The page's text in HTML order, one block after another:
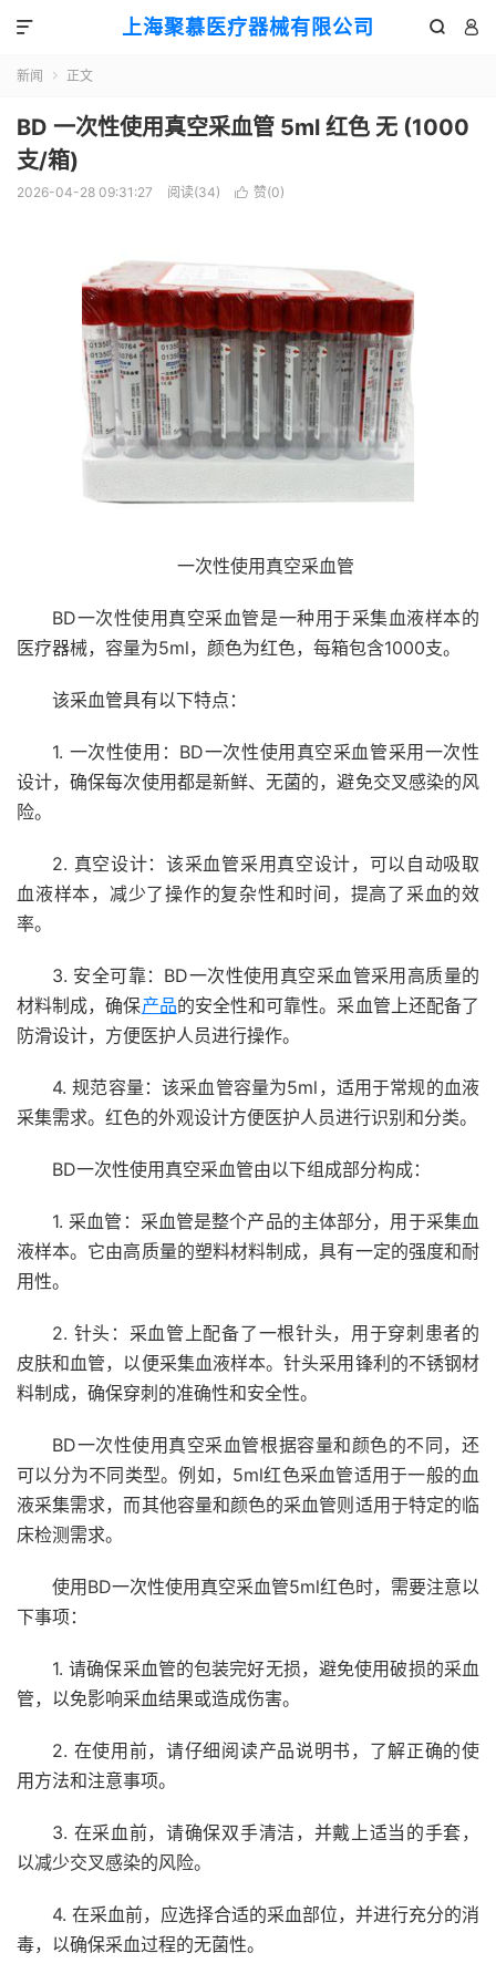
上海聚慕医疗器械有限公司  

新闻  正文
BD 一次性使用真空采血管 5ml 红色 无 (1000
支/箱)
2026-04-28 09:31:27 阅读(34)  赞(0)
一次性使用真空采血管
BD一次性使用真空采血管是一种用于采集血液样本的
医疗器械，容量为5ml，颜色为红色，每箱包含1000支。
该采血管具有以下特点：
1. 一次性使用：BD一次性使用真空采血管采用一次性
设计，确保每次使用都是新鲜、无菌的，避免交叉感染的风
险。
2. 真空设计：该采血管采用真空设计，可以自动吸取
血液样本，减少了操作的复杂性和时间，提高了采血的效
率。
3. 安全可靠：BD一次性使用真空采血管采用高质量的
材料制成，确保产品的安全性和可靠性。采血管上还配备了
防滑设计，方便医护人员进行操作。
4. 规范容量：该采血管容量为5ml，适用于常规的血液
采集需求。红色的外观设计方便医护人员进行识别和分类。
BD一次性使用真空采血管由以下组成部分构成：
1. 采血管：采血管是整个产品的主体部分，用于采集血
液样本。它由高质量的塑料材料制成，具有一定的强度和耐
用性。
2. 针头：采血管上配备了一根针头，用于穿刺患者的
皮肤和血管，以便采集血液样本。针头采用锋利的不锈钢材
料制成，确保穿刺的准确性和安全性。
BD一次性使用真空采血管根据容量和颜色的不同，还
可以分为不同类型。例如，5ml红色采血管适用于一般的血
液采集需求，而其他容量和颜色的采血管则适用于特定的临
床检测需求。
使用BD一次性使用真空采血管5ml红色时，需要注意以
下事项：
1. 请确保采血管的包装完好无损，避免使用破损的采血
管，以免影响采血结果或造成伤害。
2. 在使用前，请仔细阅读产品说明书，了解正确的使
用方法和注意事项。
3. 在采血前，请确保双手清洁，并戴上适当的手套，
以减少交叉感染的风险。
4. 在采血前，应选择合适的采血部位，并进行充分的消
毒，以确保采血过程的无菌性。